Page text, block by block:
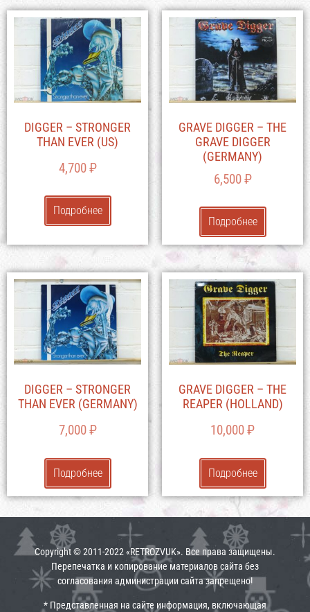
DIGGER – STRONGER
THAN EVER (US)
4,700₽
Подробнее
GRAVE DIGGER – THE
GRAVE DIGGER
(GERMANY)
6,500₽
Подробнее
DIGGER – STRONGER
THAN EVER (GERMANY)
7,000₽
Подробнее
GRAVE DIGGER – THE
REAPER (HOLLAND)
10,000₽
Подробнее
Copyright © 2011-2022 «RETROZVUK». Все права защищены.
Перепечатка и копирование материалов сайта без
согласования администрации сайта запрещено!
* Представленная на сайте информация, включающая